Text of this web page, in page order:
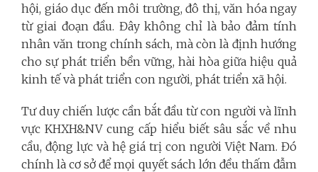
hội, giáo dục đến môi trường, đô thị, văn hóa ngay
từ giai đoạn đầu. Đây không chỉ là bảo đảm tính
nhân văn trong chính sách, mà còn là định hướng
cho sự phát triển bền vững, hài hòa giữa hiệu quả
kinh tế và phát triển con người, phát triển xã hội.
Tư duy chiến lược cần bắt đầu từ con người và lĩnh
vực KHXH&NV cung cấp hiểu biết sâu sắc về nhu
cầu, động lực và hệ giá trị con người Việt Nam. Đó
chính là cơ sở để mọi quyết sách lớn đều thấm đẫm